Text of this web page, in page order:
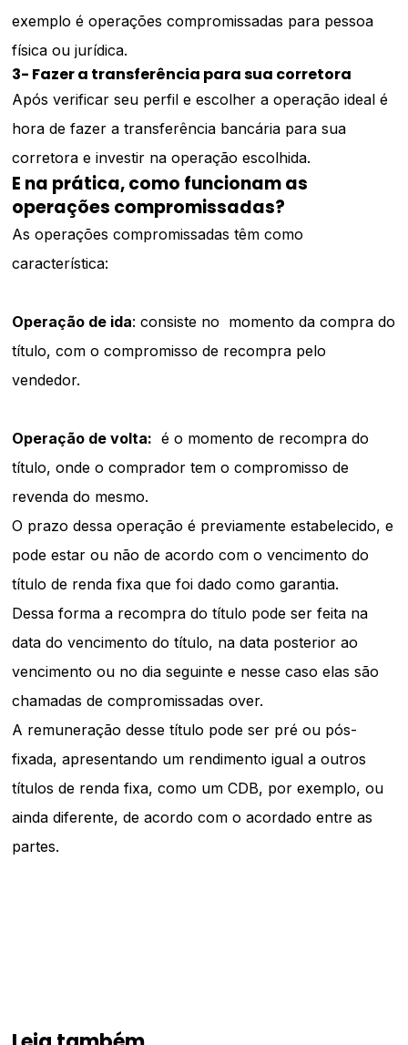
exemplo é operações compromissadas para pessoa
física ou jurídica.
3- Fazer a transferência para sua corretora
Após verificar seu perfil e escolher a operação ideal é
hora de fazer a transferência bancária para sua
corretora e investir na operação escolhida.
E na prática, como funcionam as
operações compromissadas?
As operações compromissadas têm como
característica:
Operação de ida: consiste no momento da compra do
título, com o compromisso de recompra pelo
vendedor.
Operação de volta: é o momento de recompra do
título, onde o comprador tem o compromisso de
revenda do mesmo.
O prazo dessa operação é previamente estabelecido, e
pode estar ou não de acordo com o vencimento do
título de renda fixa que foi dado como garantia.
Dessa forma a recompra do título pode ser feita na
data do vencimento do título, na data posterior ao
vencimento ou no dia seguinte e nesse caso elas são
chamadas de compromissadas over.
A remuneração desse título pode ser pré ou pós-
fixada, apresentando um rendimento igual a outros
títulos de renda fixa, como um CDB, por exemplo, ou
ainda diferente, de acordo com o acordado entre as
partes.